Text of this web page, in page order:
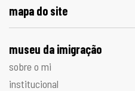
mapa do site
museu da imigração
sobre o mi
institucional